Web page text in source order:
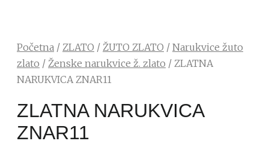
Početna / ZLATO / ŽUTO ZLATO / Narukvice žuto
zlato / Ženske narukvice ž. zlato / ZLATNA
NARUKVICA ZNAR11
ZLATNA NARUKVICA
ZNAR11